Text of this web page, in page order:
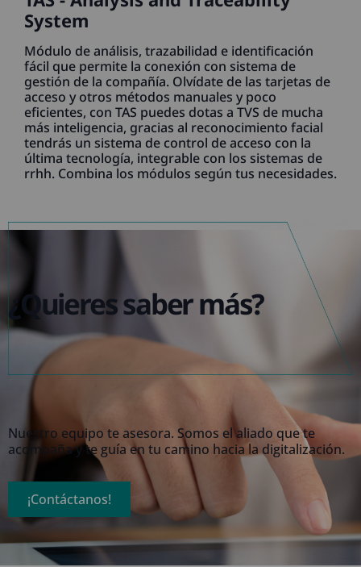
System
Módulo de análisis, trazabilidad e identificación
fácil que permite la conexión con sistema de
gestión de la compañía. Olvídate de las tarjetas de
acceso y otros métodos manuales y poco
eficientes, con TAS puedes dotas a TVS de mucha
más inteligencia, gracias al reconocimiento facial
tendrás un sistema de control de acceso con la
última tecnología, integrable con los sistemas de
rrhh. Combina los módulos según tus necesidades.
¿Quieres saber más?
Nuestro equipo te asesora. Somos el aliado que te
acompaña y te guía en tu camino hacia la digitalización.
¡Contáctanos!